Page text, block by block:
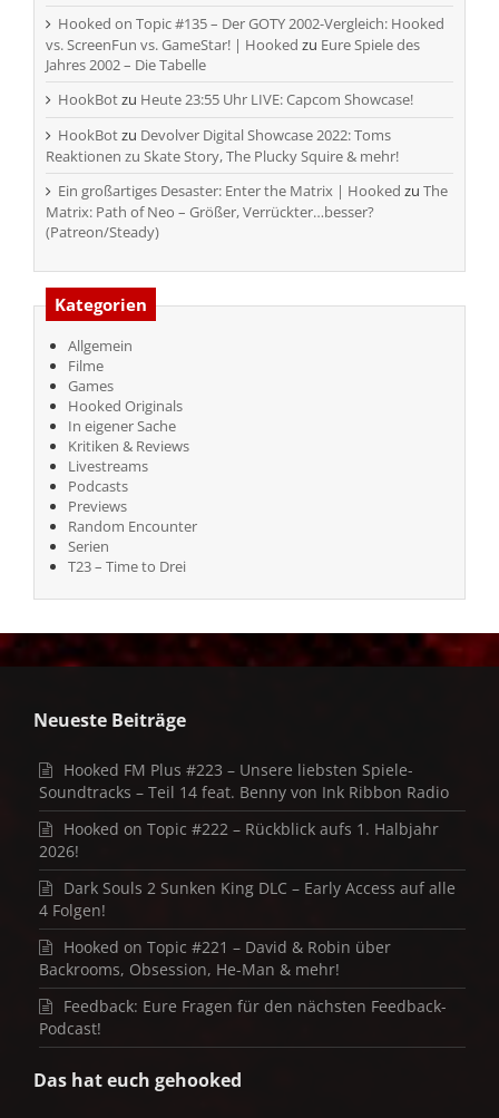
Hooked on Topic #135 – Der GOTY 2002-Vergleich: Hooked
vs. ScreenFun vs. GameStar! | Hooked zu Eure Spiele des
Jahres 2002 – Die Tabelle
HookBotzu Heute 23:55 Uhr LIVE: Capcom Showcase!
HookBotzu Devolver Digital Showcase 2022: Toms
Reaktionen zu Skate Story, The Plucky Squire & mehr!
Ein großartiges Desaster: Enter the Matrix | Hooked zu The
Matrix: Path of Neo – Größer, Verrückter…besser?
(Patreon/Steady)
Kategorien
Allgemein
Filme
Games
Hooked Originals
In eigener Sache
Kritiken & Reviews
Livestreams
Podcasts
Previews
Random Encounter
Serien
T23 – Time to Drei
Neueste Beiträge
Hooked FM Plus #223 – Unsere liebsten Spiele-
Soundtracks – Teil 14 feat. Benny von Ink Ribbon Radio
Hooked on Topic #222 – Rückblick aufs 1. Halbjahr
2026!
Dark Souls 2 Sunken King DLC – Early Access auf alle
4 Folgen!
Hooked on Topic #221 – David & Robin über
Backrooms, Obsession, He-Man & mehr!
Feedback: Eure Fragen für den nächsten Feedback-
Podcast!
Das hat euch gehooked